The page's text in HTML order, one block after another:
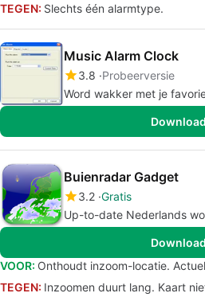
TEGEN: Slechts één alarmtype.
Music Alarm Clock
3.8 Probeerversie
Word wakker met je
Download
Buienradar Gadget
3.2 Gratis
Up-to-date Nederlands
Download
VOOR: Onthoudt inzoom-locatie.
TEGEN: Inzoomen duurt lang. Kaart